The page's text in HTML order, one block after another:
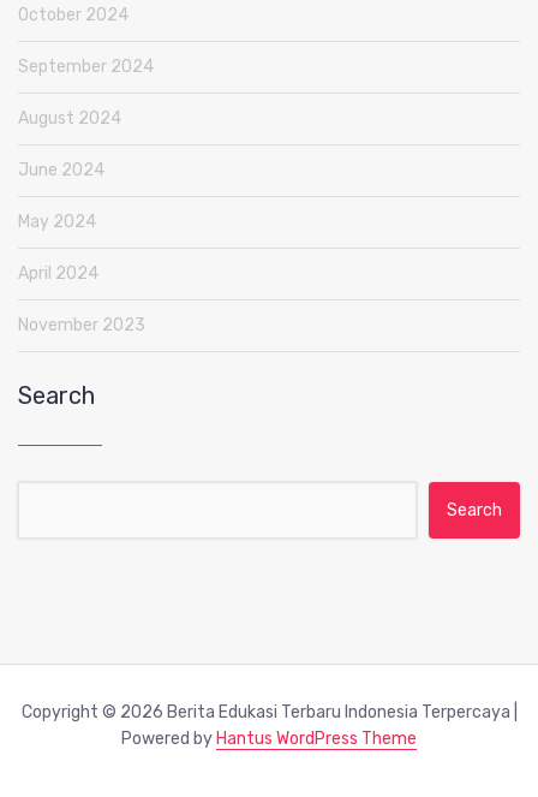
October 2024
September 2024
August 2024
June 2024
May 2024
April 2024
November 2023
Search
Copyright © 2026 Berita Edukasi Terbaru Indonesia Terpercaya |
Powered by Hantus WordPress Theme